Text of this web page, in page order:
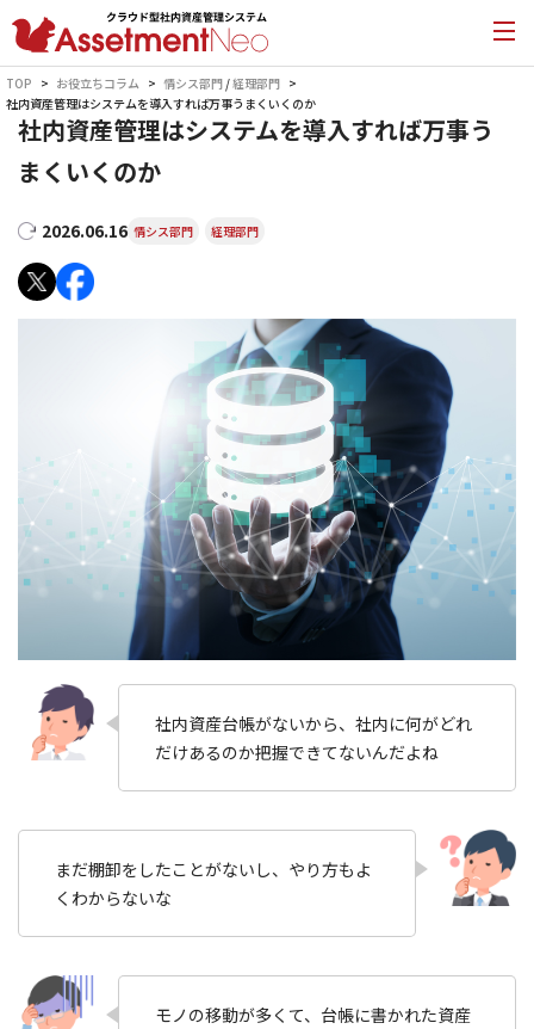
TOP お役立ちコラム 情シス部門 /経理部門
社内資産管理はシステムを導入すれば万事うまくいくのか
社内資産管理はシステムを導入すれば万事う
まくいくのか
2026.06.16 情シス部門 経理部門
社内資産台帳がないから、社内に何がどれ
だけあるのか把握できてないんだよね
まだ棚卸をしたことがないし、やり方もよ
くわからないな
モノの移動が多くて、台帳に書かれた資産